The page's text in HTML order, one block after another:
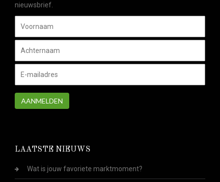
nieuwsbrief.
AANMELDEN
LAATSTE NIEUWS
Wat is jouw favoriete marktmoment?